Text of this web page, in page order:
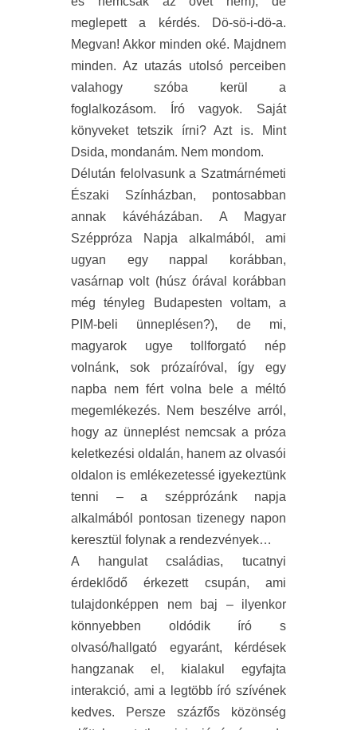
meglepett a kérdés. Dö-sö-i-dö-a.
Megvan! Akkor minden oké. Majdnem
minden. Az utazás utolsó perceiben
valahogy szóba kerül a
foglalkozásom. Író vagyok. Saját
könyveket tetszik írni? Azt is. Mint
Dsida, mondanám. Nem mondom.
Délután felolvasunk a Szatmárnémeti
Északi Színházban, pontosabban
annak kávéházában. A Magyar
Széppróza Napja alkalmából, ami
ugyan egy nappal korábban,
vasárnap volt (húsz órával korábban
még tényleg Budapesten voltam, a
PIM-beli ünneplésen?), de mi,
magyarok ugye tollforgató nép
volnánk, sok prózaíróval, így egy
napba nem fért volna bele a méltó
megemlékezés. Nem beszélve arról,
hogy az ünneplést nemcsak a próza
keletkezési oldalán, hanem az olvasói
oldalon is emlékezetessé igyekeztünk
tenni – a szépprózánk napja
alkalmából pontosan tizenegy napon
keresztül folynak a rendezvények…
A hangulat családias, tucatnyi
érdeklődő érkezett csupán, ami
tulajdonképpen nem baj – ilyenkor
könnyebben oldódik író s
olvasó/hallgató egyaránt, kérdések
hangzanak el, kialakul egyfajta
interakció, ami a legtöbb író szívének
kedves. Persze százfős közönség